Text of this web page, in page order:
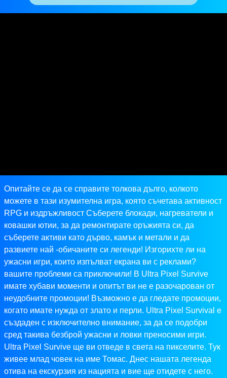
Опитайте се да се справите толкова дълго, колкото
можете в тази изумителна игра, която съчетава активност
RPG и издръжливост Съберете блокади, нагреватели и
ковашки ютии, за да ремонтирате оръжията си, да
съберете активи като дърво, камък и метали и да
развиете най -обичаните си легенди! Изгорихте ли на
ужасни игри, които изпълват екрана ви с реклами?
вашите проблеми са приключили! В Ultra Pixel Survive
имате хубави моменти и опитът ви не е разочарован от
неудобните промоции! Възможно е да гледате промоции,
когато имате нужда от злато и перли. Ultra Pixel Survival е
създаден с изключително внимание, за да се подобри
сред такива безброй ужасни и ловки преносими игри.
Ultra Pixel Survive ще ви отведе в света на пикселите. Тук
живее млад човек на име Томас. Днес нашата легенда
отива на екскурзия из нацията и вие ще отидете с него.